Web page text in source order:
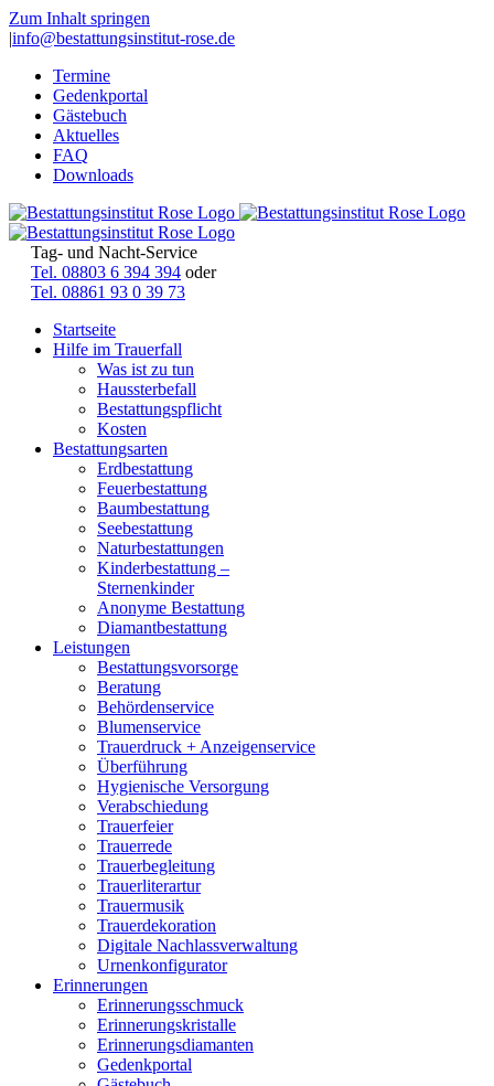
Zum Inhalt springen
|info@bestattungsinstitut-rose.de
Termine
Gedenkportal
Gästebuch
Aktuelles
FAQ
Downloads
Tag- und Nacht-Service
Tel. 08803 6 394 394 oder
Tel. 08861 93 0 39 73
Startseite
Hilfe im Trauerfall
Was ist zu tun
Haussterbefall
Bestattungspflicht
Kosten
Bestattungsarten
Erdbestattung
Feuerbestattung
Baumbestattung
Seebestattung
Naturbestattungen
Kinderbestattung –
Sternenkinder
Anonyme Bestattung
Diamantbestattung
Leistungen
Bestattungsvorsorge
Beratung
Behördenservice
Blumenservice
Trauerdruck + Anzeigenservice
Überführung
Hygienische Versorgung
Verabschiedung
Trauerfeier
Trauerrede
Trauerbegleitung
Trauerliterartur
Trauermusik
Trauerdekoration
Digitale Nachlassverwaltung
Urnenkonfigurator
Erinnerungen
Erinnerungsschmuck
Erinnerungskristalle
Erinnerungsdiamanten
Gedenkportal